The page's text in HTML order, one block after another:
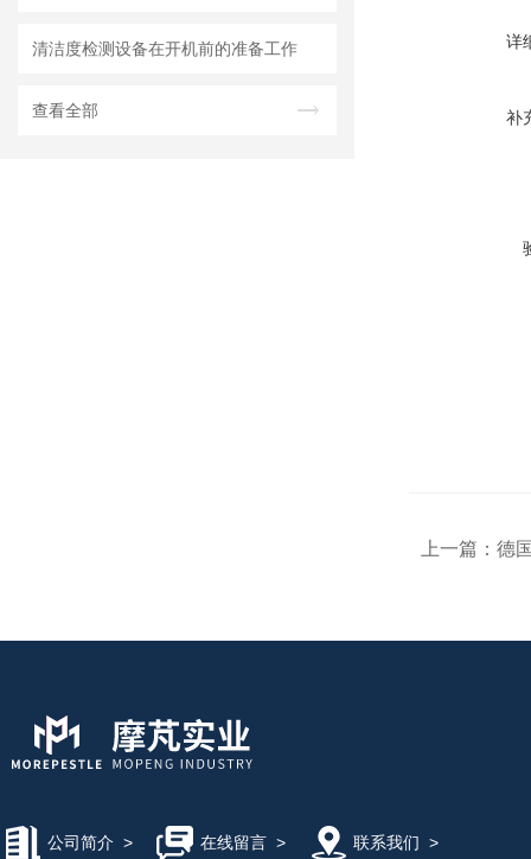
清洁度检测设备在开机前的准备工作
查看全部
详
补
上一篇： 德国
公司简介 > 在线留言> 联系我们 >